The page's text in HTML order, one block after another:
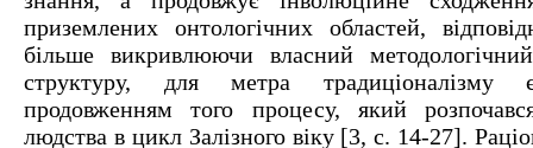
приземлених онтологічних областей,
більше викривлюючи власний
структуру, для метра традиціоналізму
продовженням того процесу, який
людства в цикл Залізного віку [3, с. 14-27].